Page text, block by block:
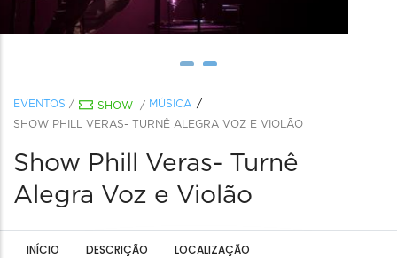
EVENTOS / SHOW / MÚSICA
SHOW PHILL VERAS- TURNÊ ALEGRA VOZ E VIOLÃO
Show Phill Veras- Turnê
Alegra Voz e Violão
INÍCIO DESCRIÇÃO LOCALIZAÇÃO